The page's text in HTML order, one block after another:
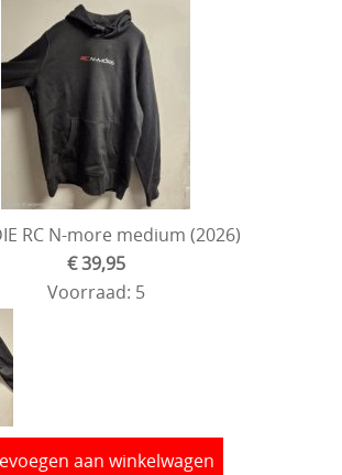
RC N-more medium (2026)
€ 39,95
Voorraad: 5
aan winkelwagen